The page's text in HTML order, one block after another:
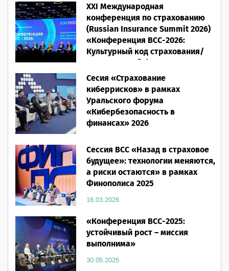
XXI Международная
конференция по страхованию
(Russian Insurance Summit 2026)
«Конференция ВСС-2026:
Культурный код страхования/
Человеческий фактор»
28.05.2026
Сесия «Страхование
киберрисков» в рамках
Уральского форума
«Кибербезопасность в
финансах» 2026
Сессия ВСС «Назад в страховое
будущее»: технологии меняются,
а риски остаются» в рамках
Финополиса 2025
16.03.2026
«Конференция ВСС-2025:
устойчивый рост – миссия
выполнима»
30.05.2025